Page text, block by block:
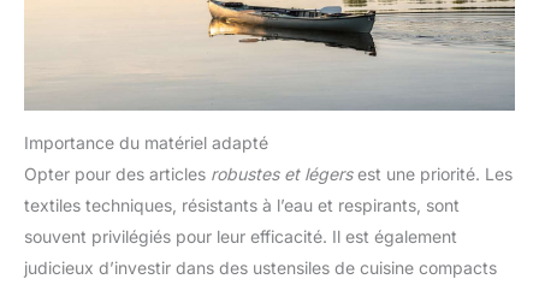
Importance du matériel adapté
Opter pour des articles robustes et légersest une priorité. Les
textiles techniques, résistants à l’eau et respirants, sont
souvent privilégiés pour leur efficacité. Il est également
judicieux d’investir dans des ustensiles de cuisine compacts